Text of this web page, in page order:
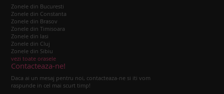
Zonele din Bucuresti
Zonele din Constanta
Zonele din Brasov
Zonele din Timisoara
Zonele din Iasi
Zonele din Cluj
Zonele din Sibiu
vezi toate orasele
Contacteaza-ne!
Daca ai un mesaj pentru noi, contacteaza-ne si iti vom
raspunde in cel mai scurt timp!